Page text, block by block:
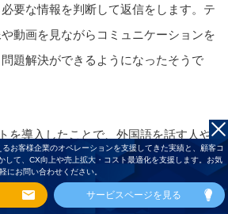
要な情報を判断して返信をします。テ
動画を見ながらコミュニケーションを
題解決ができるようになったそうで
を導入したことで、外国語を話す人や
よくコミュニケーションが取れるよう
。
お客様企業のオペレーションを支援してきた実績と、顧客コ
して、CX向上や売上拡大・コスト最適化を支援します。お気
軽にお問い合わせください。
サービスページを見る